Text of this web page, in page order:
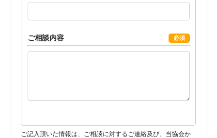
ご相談内容 必須
ご記入頂いた情報は、ご相談に対するご連絡及び、 当協会か